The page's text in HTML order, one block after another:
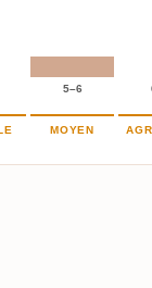
5–6
MOYEN